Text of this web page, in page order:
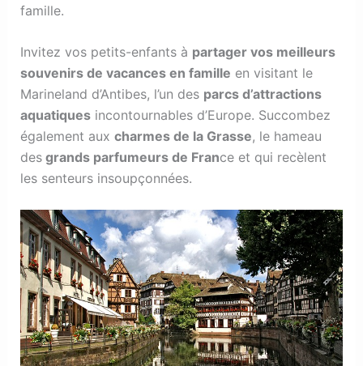
famille.
Invitez vos petits-enfants à partager vos meilleurs
souvenirs de vacances en famille en visitant le
Marineland d’Antibes, l’un des parcs d’attractions
aquatiquesincontournables d’Europe. Succombez
également aux charmes de la Grasse, le hameau
desgrands parfumeurs de France et qui recèlent
les senteurs insoupçonnées.